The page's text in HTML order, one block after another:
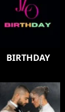
BIRTHDAY